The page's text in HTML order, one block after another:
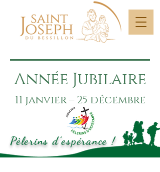
Année Jubilaire
11 janvier – 25 décembre
Pèlerins d’espérance !